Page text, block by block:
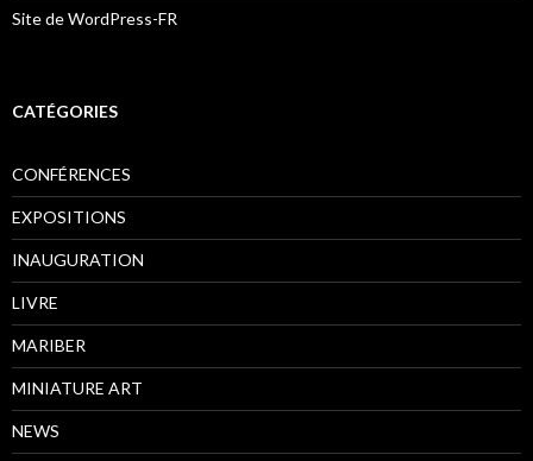
Site de WordPress-FR
CATÉGORIES
CONFÉRENCES
EXPOSITIONS
INAUGURATION
LIVRE
MARIBER
MINIATURE ART
NEWS